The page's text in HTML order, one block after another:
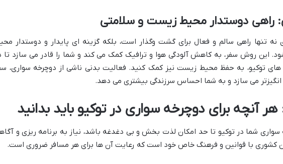
راهی دوستدار محیط زیست و سلامتی
نه تنها راهی سالم و فعال برای گشت وگذار است، بلکه گزینه ای پایدار و دوستدار
این روش سفر، به کاهش آلودگی هوا و ترافیک کمک می کند و شما را قادر می سازد تا
های توکیو، به حفظ محیط زیست نیز کمک کنید. فعالیت بدنی ناشی از دوچرخه سواری،
انگیزتر می سازد و به شما احساس سرزندگی بیشتری می دهد.
آنچه برای دوچرخه سواری در توکیو باید بدانید
سواری شما در توکیو تا حد امکان لذت بخش و بی دغدغه باشد، نیاز به برنامه ریزی و
کشوری با قوانین و فرهنگ خاص خود است که رعایت آن ها برای هر مسافر ضروری است.